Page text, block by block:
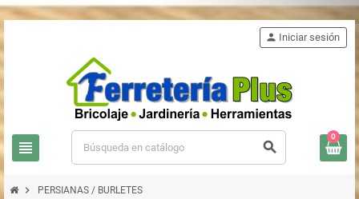
view_headline search
person Iniciar sesión
0
chevron_right PERSIANAS / BURLETES